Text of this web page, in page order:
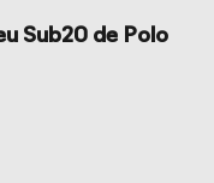
Sub20 de Polo